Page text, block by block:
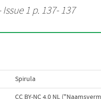
1 p. 137- 137
Spirula
CC BY-NC 4.0 NL